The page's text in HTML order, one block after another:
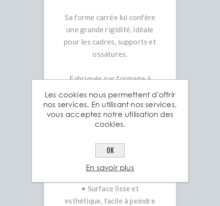
Sa forme carrée lui confère
une grande rigidité, idéale
pour les cadres, supports et
ossatures.
Fabriqués par formage à
froid à partir de tôles
laminées à chaud, nos tubes
carrés garantissent :
• Résistance uniforme aux
• Précision dimensionnelle
conforme à la norme EN
• Surface lisse et
esthétique, facile à peindre
Les cookies nous permettent d'offrir
nos services. En utilisant nos services,
vous acceptez notre utilisation des
cookies.
OK
En savoir plus